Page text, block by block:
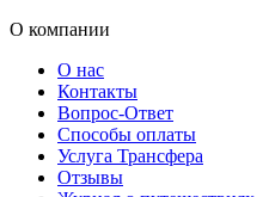
О компании
О нас
Контакты
Вопрос-Ответ
Способы оплаты
Услуга Трансфера
Отзывы